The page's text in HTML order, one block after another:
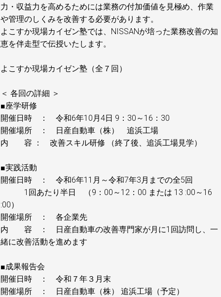
力・収益力を高めるためには業務の付加価値を見極め、作業
や管理のしくみを改善する必要があります。
よこすか現場カイゼン塾では、NISSANが培った業務改善の知
恵を伴走型で伝授いたします。
よこすか現場カイゼン塾（全７回）
＜ 各回の詳細 ＞
■座学研修
開催日時 ： 令和6年10月4日 9：30～16：30
開催場所 ： 日産自動車（株） 追浜工場
内 容 ： 改善スキル研修 （終了後、追浜工場見学）
■実践活動
開催日時 ： 令和6年11月～令和7年3月までの全5回
1回あたり半日 （9：00～12：00 または 13 :00～16
:00）
開催場所 ： 各企業先
内 容 ： 日産自動車の改善専門家が月に1回訪問し、一
緒に改善活動を進めます
■成果報告会
開催日時 ： 令和７年３月末
開催場所 ： 日産自動車（株） 追浜工場（予定）